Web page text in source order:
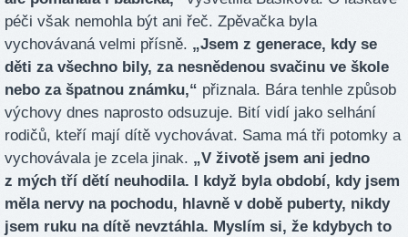
péči však nemohla být ani řeč. Zpěvačka byla
vychovávaná velmi přísně. „Jsem z generace, kdy se
děti za všechno bily, za nesnědenou svačinu ve škole
nebo za špatnou známku,“ přiznala. Bára tenhle způsob
výchovy dnes naprosto odsuzuje. Bití vidí jako selhání
rodičů, kteří mají dítě vychovávat. Sama má tři potomky a
vychovávala je zcela jinak. „V životě jsem ani jedno
z mých tří dětí neuhodila. I když byla období, kdy jsem
měla nervy na pochodu, hlavně v době puberty, nikdy
jsem ruku na dítě nevztáhla. Myslím si, že kdybych to